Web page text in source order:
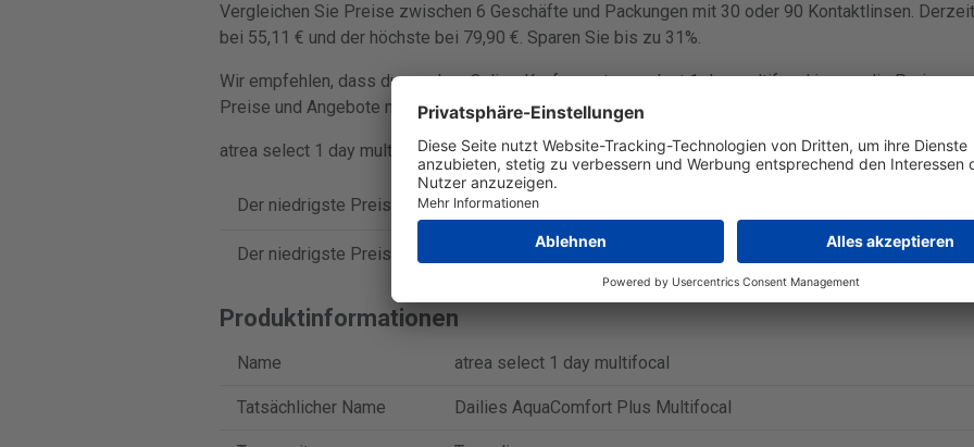
Vergleichen Sie Preise zwischen 6 Geschäfte und Packungen mit 30 oder 90 Kontaktlinsen.
bei 55,11 € und der höchste bei 79,90 €. Sparen Sie bis zu 31%.
Wir empfehlen, dass du vor dem Online-Kauf von atrea select 1 day multifocal immer die Preise
Preise und Angebote mehrerer Händler, damit du schnell konkurrenzfähige Preise findest und bei
atrea select 1 day multifocal wird in Boxen mit 30 oder 90 Kontaktlinsen verkauft.
Der niedrigste Preis für atrea select 1 day multifocal (30 Linsen) beträgt 28,90 €.
Der niedrigste Preis für atrea select 1 day multifocal (90 Linsen) beträgt 82,67 €.Zum Angebot
Produktinformationen
Name atrea select 1 day multifocal
Tatsächlicher Name Dailies AquaComfort Plus Multifocal